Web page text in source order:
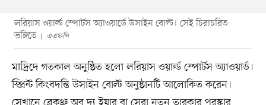
লরিয়াস ওয়ার্ল্ড স্পোর্টস অ্যাওয়ার্ডে উসাইন বোল্ট। সেই চিরাচরিত
ভঙ্গিতে
এএফপি
মাদ্রিদে গতকাল অনুষ্ঠিত হলো লরিয়াস ওয়ার্ল্ড স্পোর্টস অ্যাওয়ার্ড।
স্প্রিন্ট কিংবদন্তি উসাইন বোল্ট অনুষ্ঠানটি আলোকিত করেন।